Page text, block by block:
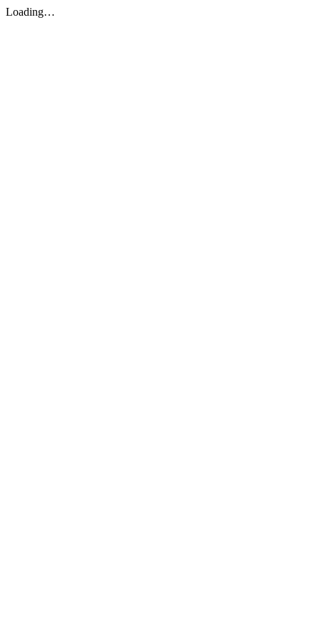
Loading…